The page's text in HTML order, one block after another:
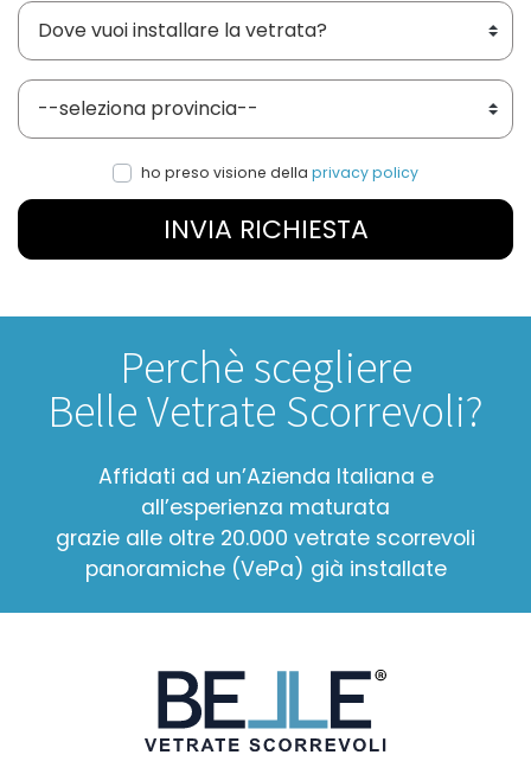
Dove vuoi installare le vetrate?
Provincia
ho preso visione della privacy policy
INVIA RICHIESTA
Perchè scegliere
Belle Vetrate Scorrevoli?
Affidati ad un’Azienda Italiana e
all’esperienza maturata
grazie alle oltre 20.000 vetrate scorrevoli
panoramiche (VePa) già installate